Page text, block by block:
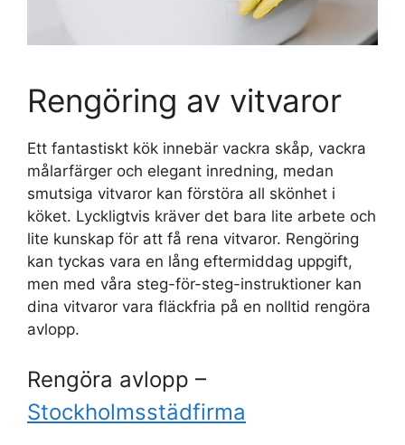
Rengöring av vitvaror
Ett fantastiskt kök innebär vackra skåp, vackra
målarfärger och elegant inredning, medan
smutsiga vitvaror kan förstöra all skönhet i
köket. Lyckligtvis kräver det bara lite arbete och
lite kunskap för att få rena vitvaror. Rengöring
kan tyckas vara en lång eftermiddag uppgift,
men med våra steg-för-steg-instruktioner kan
dina vitvaror vara fläckfria på en nolltid rengöra
avlopp.
Rengöra avlopp –
Stockholmsstädfirma